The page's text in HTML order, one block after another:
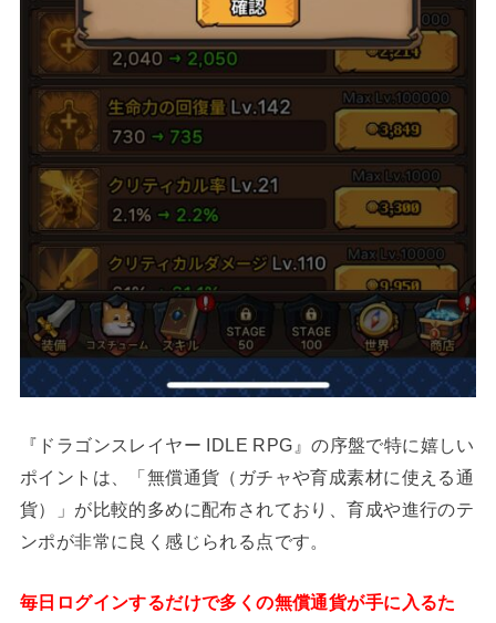
『ドラゴンスレイヤー IDLE RPG』の序盤で特に嬉しい
ポイントは、「無償通貨（ガチャや育成素材に使える通
貨）」が比較的多めに配布されており、育成や進行のテ
ンポが非常に良く感じられる点です。
毎日ログインするだけで多くの無償通貨が手に入るた